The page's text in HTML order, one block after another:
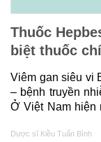
Thuốc
biệt thuốc
Viêm gan siêu vi
– bệnh truyền
Ở Việt Nam hiện
những nguyên......
Dược sĩ Kiều Tuấn Bình